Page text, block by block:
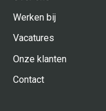
Werken bij
Vacatures
Onze klanten
Contact